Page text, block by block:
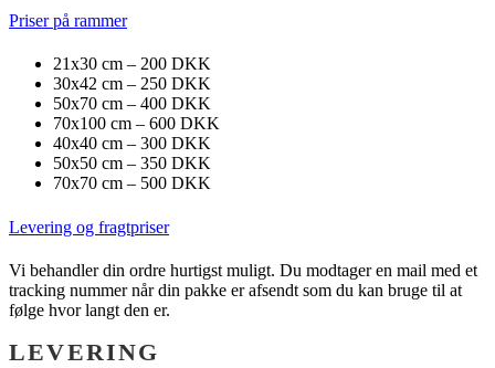
Priser på rammer
21x30 cm – 200 DKK
30x42 cm – 250 DKK
50x70 cm – 400 DKK
70x100 cm – 600 DKK
40x40 cm – 300 DKK
50x50 cm – 350 DKK
70x70 cm – 500 DKK
Levering og fragtpriser
Vi behandler din ordre hurtigst muligt. Du modtager en mail med et
tracking nummer når din pakke er afsendt som du kan bruge til at
følge hvor langt den er.
LEVERING